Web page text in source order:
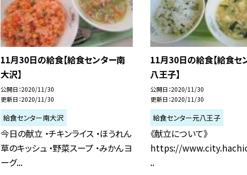
11月30日の給食【給食センター南
大沢】
公開日 2020/11/30
更新日 2020/11/30
給食センター南大沢
今日の献立 ・チキンライス ・ほうれん
草のキッシュ ・野菜スープ ・みかんヨ
ーグ...
11月30日の給食【給食セ
八王子】
公開日 2020/11/30
更新日 2020/11/30
給食センター元八王子
《献立について》
https://
..